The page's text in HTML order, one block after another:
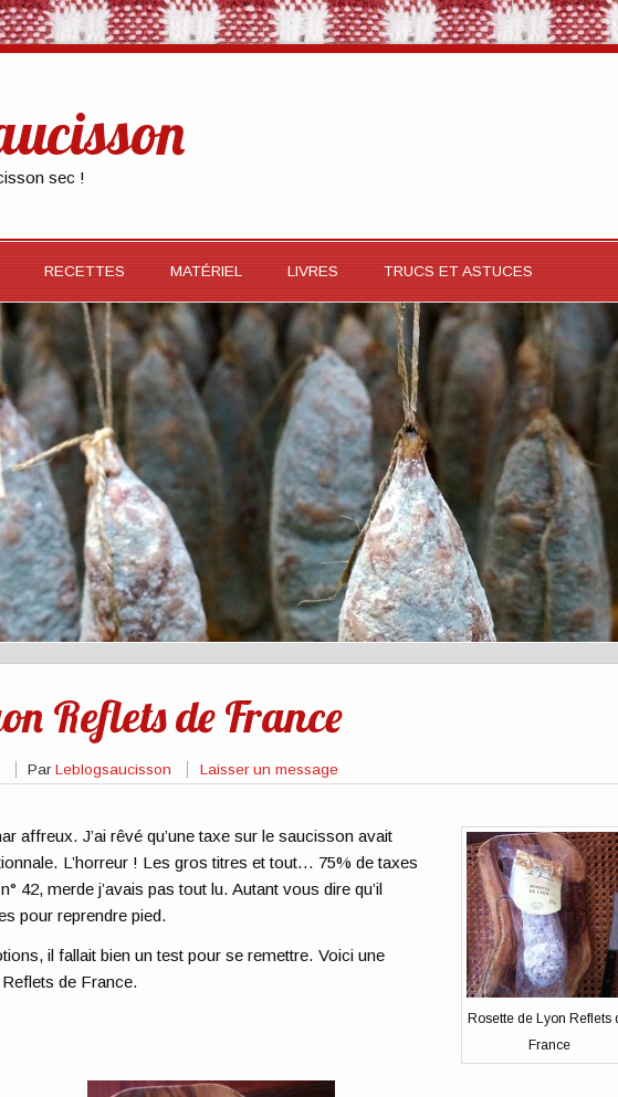
sec !
RECETTES MATÉRIEL LIVRES TRUCS ET ASTUCES
Reflets de France
ParLeblogsaucisson Laisser un message
Rosette de Lyon Reflets
France
affreux. J’ai rêvé qu’une taxe sur le saucisson avait
L’horreur ! Les gros titres et tout… 75% de taxes
42, merde j’avais pas tout lu. Autant vous dire qu’il
pour reprendre pied.
il fallait bien un test pour se remettre. Voici une
de France.